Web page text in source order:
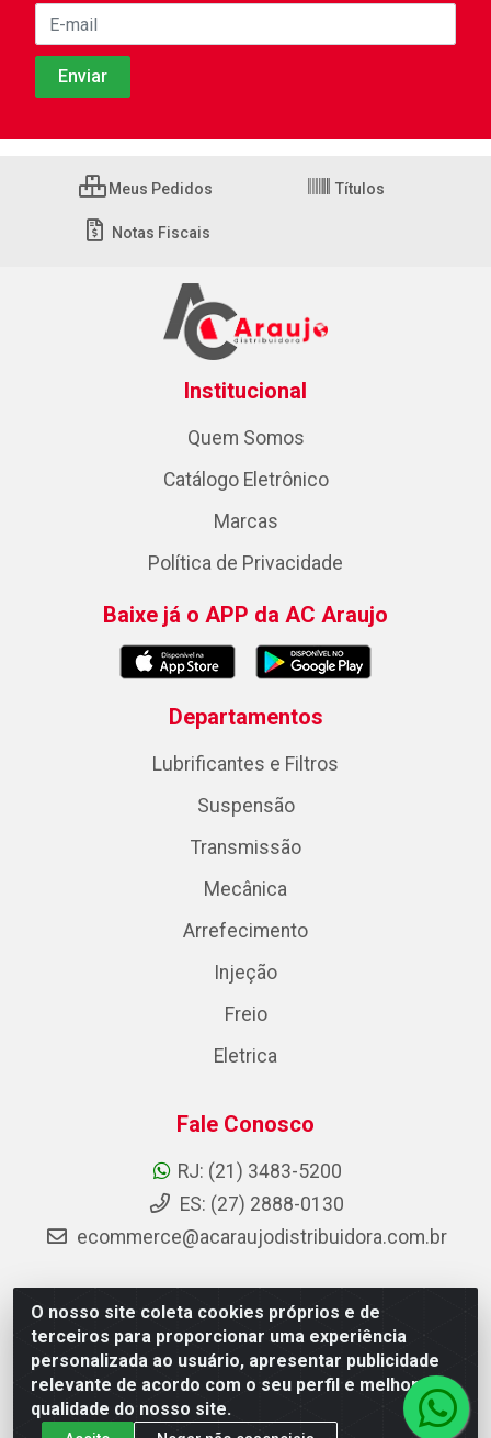
O nosso site coleta cookies próprios e de
terceiros para proporcionar uma experiência
personalizada ao usuário, apresentar publicidade
relevante de acordo com o seu perfil e melhorar a
qualidade do nosso site.
Meus Pedidos Títulos
Notas Fiscais
Institucional
Quem Somos
Catálogo Eletrônico
Marcas
Política de Privacidade
Baixe já o APP da AC Araujo
Departamentos
Lubrificantes e Filtros
Suspensão
Transmissão
Mecânica
Arrefecimento
Injeção
Freio
Eletrica
Fale Conosco
RJ: (21) 3483-5200
ES: (27) 2888-0130
ecommerce@acaraujodistribuidora.com.br
AC Araujo Distribuidora - Rua Carneiro de Campos, 42 -
São Cristóvão, Rio de Janeiro/RJ - CEP 20.920-410 -
CNPJ 08.744.753/0003-85